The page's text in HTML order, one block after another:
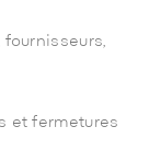
fournisseurs,
et fermetures